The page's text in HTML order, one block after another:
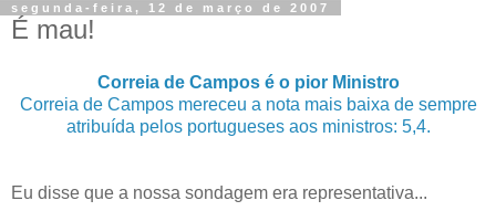
segunda-feira, 12 de março de 2007
É mau!
Correia de Campos é o pior Ministro
Correia de Campos mereceu a nota mais baixa de sempre
atribuída pelos portugueses aos ministros: 5,4.
Eu disse que a nossa sondagem era representativa...